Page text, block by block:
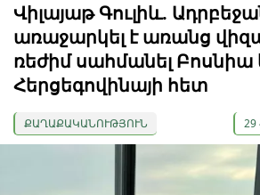
Վիլայաթ Գուլիև.
առաջարկել է առանց
ռեժիմ սահմանել Բոսնիա
Հերցեգովինայի հետ
ՔԱՂԱՔԱԿԱՆՈՒԹՅՈՒՆ 29